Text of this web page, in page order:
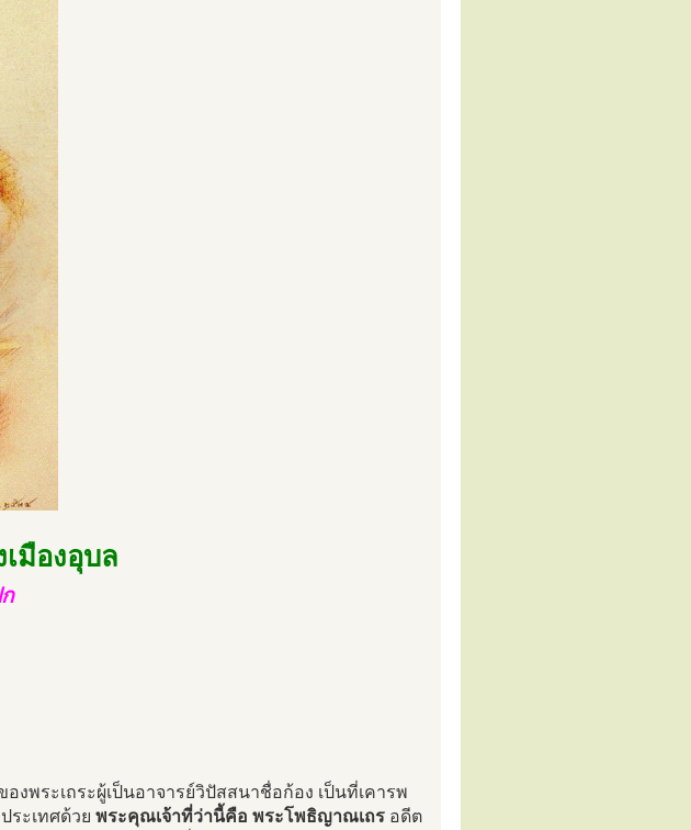
มืองอุบล
ระเถระผู้เป็นอาจารย์วิปัสสนาชื่อก้อง เป็นที่เคารพ
ระเทศด้วย พระคุณเจ้าที่ว่านี้คือ พระโพธิญาณเถร อดีต